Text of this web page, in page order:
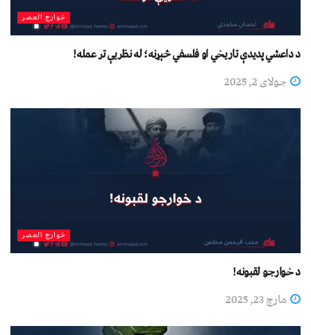
خوارج العصر
د داعشي پدیدې تاریخي او فلسفي څېړنه؛ له نظریې تر عمله!
جولای 2, 2025
خوارج العصر
د خوارجو لقبونه!
مارچ 23, 2025